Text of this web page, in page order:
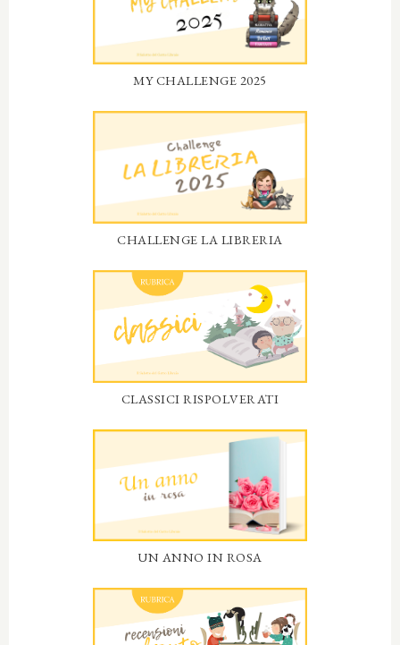
MY CHALLENGE 2025
CHALLENGE LA LIBRERIA
CLASSICI RISPOLVERATI
UN ANNO IN ROSA